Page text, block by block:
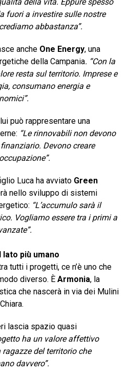
fuori a investire sulle nostre
abbastanza”.
anche One Energy, una
della Campania. “Con la
resta sul territorio. Imprese e
consumano energia e
può rappresentare una
“Le rinnovabili non devono
Devono creare
Luca ha avviato Green
nello sviluppo di sistemi
“L’accumulo sarà il
Vogliamo essere tra i primi a
più umano
tutti i progetti, ce n’è uno che
diverso. È Armonia, la
che nascerà in via dei Mulini
lascia spazio quasi
ha un valore affettivo
del territorio che
davvero”.